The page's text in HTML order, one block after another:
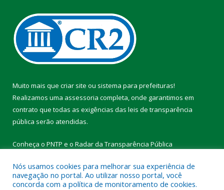
Muito mais que criar site ou sistema para prefeituras!
Realizamos uma assessoria completa, onde garantimos em
contrato que todas as exigências das leis de transparência
pública serão atendidas.
Conheça o PNTP e o Radar da Transparência Pública
Nós usamos cookies para melhorar sua experiência de
navegação no portal. Ao utilizar nosso portal, você
concorda com a política de monitoramento de cookies.